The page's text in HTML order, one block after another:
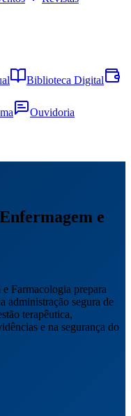
Biblioteca Digital
Ouvidoria
e
Farmacologia prepara
administração segura de
terapêutica,
e na segurança do